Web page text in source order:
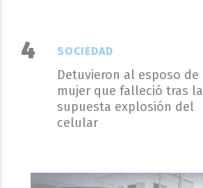
Detuvieron al esposo de
mujer que falleció tras la
supuesta explosión del
celular
SOCIEDAD